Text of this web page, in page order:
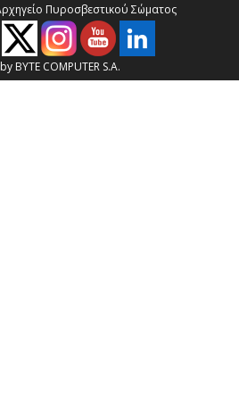
Πυροσβεστικού Σώματος
BYTE COMPUTER S.A.